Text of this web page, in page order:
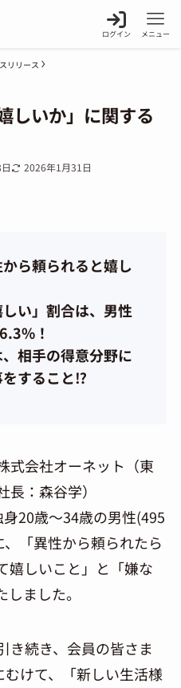
ログイン メニュー
リリース
しいか」に関する
2026年1月31日
ら頼られると嬉し
しい」割合は、男性
！
相手の得意分野に
をすること⁉
式会社オーネット（東
：森谷学）
20歳～34歳の男性(495
「異性から頼られたら
嬉しいこと」と「嫌な
ました。
き続き、会員の皆さま
けて、「新しい生活様